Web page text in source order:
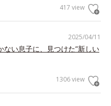
417 view
2025/04/11
ない息子に、見つけた”新しい
1306 view